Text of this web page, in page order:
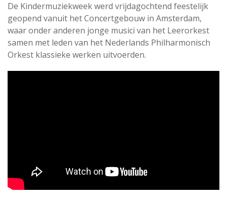
De Kindermuziekweek werd vrijdagochtend feestelijk
geopend vanuit het Concertgebouw in Amsterdam,
waar onder anderen jonge musici van het Leerorkest
samen met leden van het Nederlands Philharmonisch
Orkest klassieke werken uitvoerden.